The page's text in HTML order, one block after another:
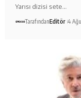
Yarısı dizisi sete…
TarafındanEditör 4